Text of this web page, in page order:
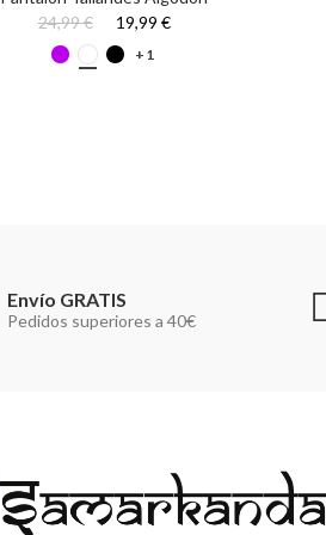
24,99 €
19,99 €
+1
Envío GRATIS
Pedidos superiores a 40€